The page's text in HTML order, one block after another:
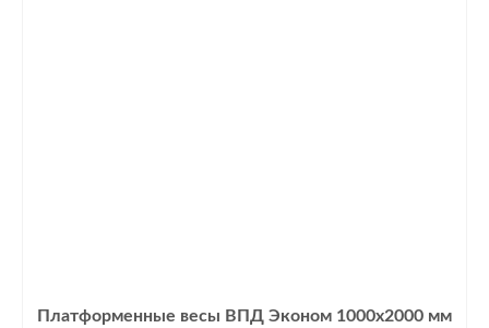
Платформенные весы ВПД Эконом 1000х2000 мм